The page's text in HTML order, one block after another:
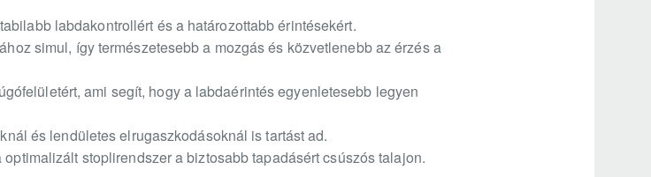
labdakontrollért és a határozottabb érintésekért.
simul, így természetesebb a mozgás és közvetlenebb az érzés a
ami segít, hogy a labdaérintés egyenletesebb legyen
és lendületes elrugaszkodásoknál is tartást ad.
stoplirendszer a biztosabb tapadásért csúszós talajon.